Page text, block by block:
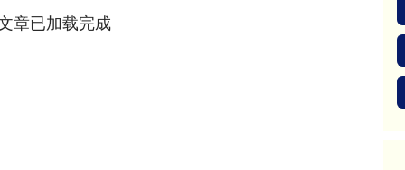
章已加载完成